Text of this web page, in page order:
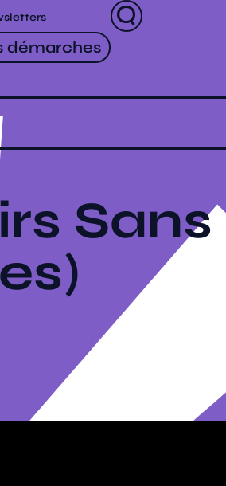
démarches
Sans